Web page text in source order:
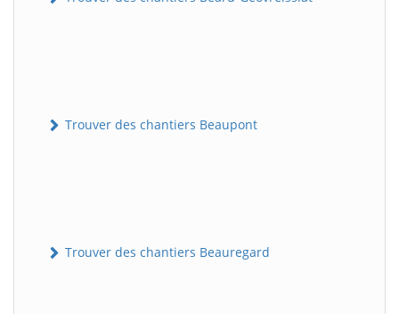
Trouver des chantiers Beaupont
Trouver des chantiers Beauregard